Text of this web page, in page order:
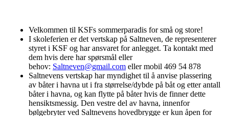
Velkommen til KSFs sommerparadis for små og store!
I skoleferien er det vertskap på Saltneven, de representerer
styret i KSF og har ansvaret for anlegget. Ta kontakt med
dem hvis dere har spørsmål eller
behov: Saltneven@gmail.com eller mobil 469 54 878
Saltnevens vertskap har myndighet til å anvise plassering
av båter i havna ut i fra størrelse/dybde på båt og etter antall
båter i havna, og kan flytte på båter hvis de finner dette
hensiktsmessig. Den vestre del av havna, innenfor
bølgebryter ved Saltnevens hovedbrygge er kun åpen for